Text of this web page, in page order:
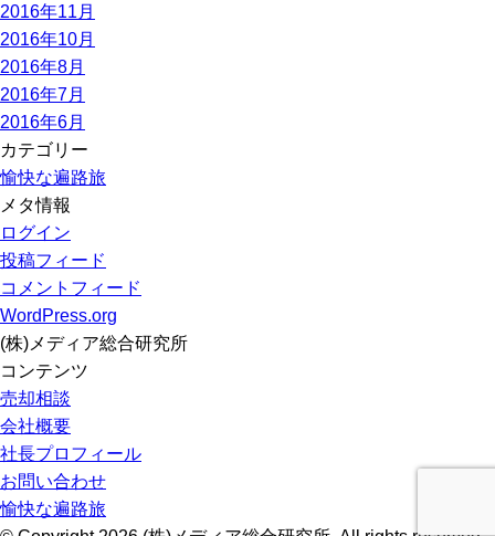
2016年11月
2016年10月
2016年8月
2016年7月
2016年6月
カテゴリー
愉快な遍路旅
メタ情報
ログイン
投稿フィード
コメントフィード
WordPress.org
(株)メディア総合研究所
コンテンツ
売却相談
会社概要
社長プロフィール
お問い合わせ
愉快な遍路旅